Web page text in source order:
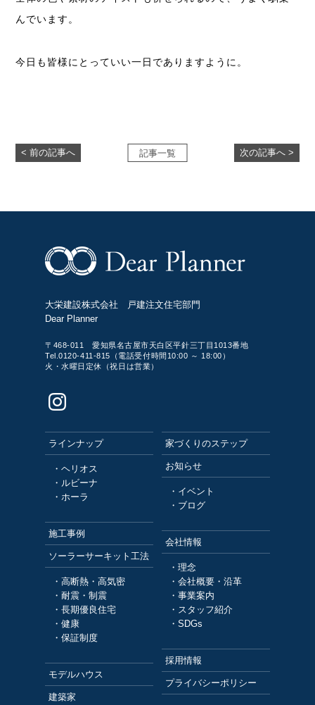
んでいます。
今日も皆様にとっていい一日でありますように。
< 前の記事へ 次の記事へ >
記事一覧
大栄建設株式会社 戸建注文住宅部門
Dear Planner
〒468-011 愛知県名古屋市天白区平針三丁目1013番地
Tel.0120-411-815（電話受付時間10:00 ～ 18:00）
火・水曜日定休（祝日は営業）
ラインナップ
・ヘリオス
・ルビーナ
・ホーラ
施工事例
ソーラーサーキット工法
・高断熱・高気密
・耐震・制震
・長期優良住宅
・健康
・保証制度
モデルハウス
建築家
家づくりのステップ
お知らせ
・イベント
・ブログ
会社情報
・理念
・会社概要・沿革
・事業案内
・スタッフ紹介
・SDGs
採用情報
プライバシーポリシー